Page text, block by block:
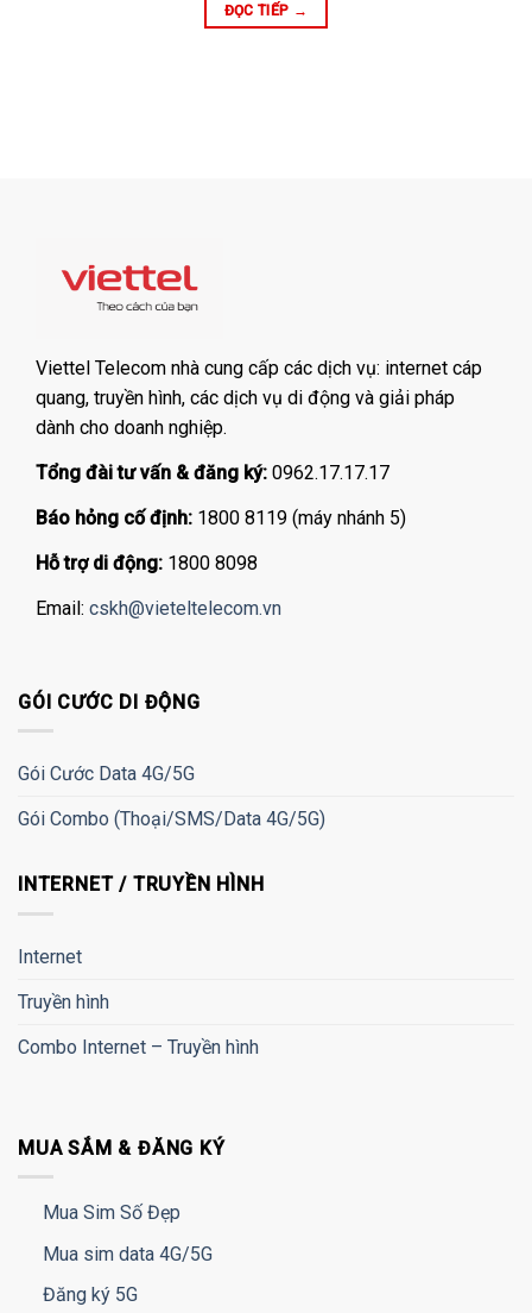
ĐỌC TIẾP →
Viettel Telecom nhà cung cấp các dịch vụ: internet cáp
quang, truyền hình, các dịch vụ di động và giải pháp
dành cho doanh nghiệp.
Tổng đài tư vấn & đăng ký: 0962.17.17.17
Báo hỏng cố định: 1800 8119 (máy nhánh 5)
Hỗ trợ di động: 1800 8098
Email: cskh@vieteltelecom.vn
GÓI CƯỚC DI ĐỘNG
Gói Cước Data 4G/5G
Gói Combo (Thoại/SMS/Data 4G/5G)
INTERNET / TRUYỀN HÌNH
Internet
Truyền hình
Combo Internet – Truyền hình
MUA SẮM & ĐĂNG KÝ
Mua Sim Số Đẹp
Mua sim data 4G/5G
Đăng ký 5G